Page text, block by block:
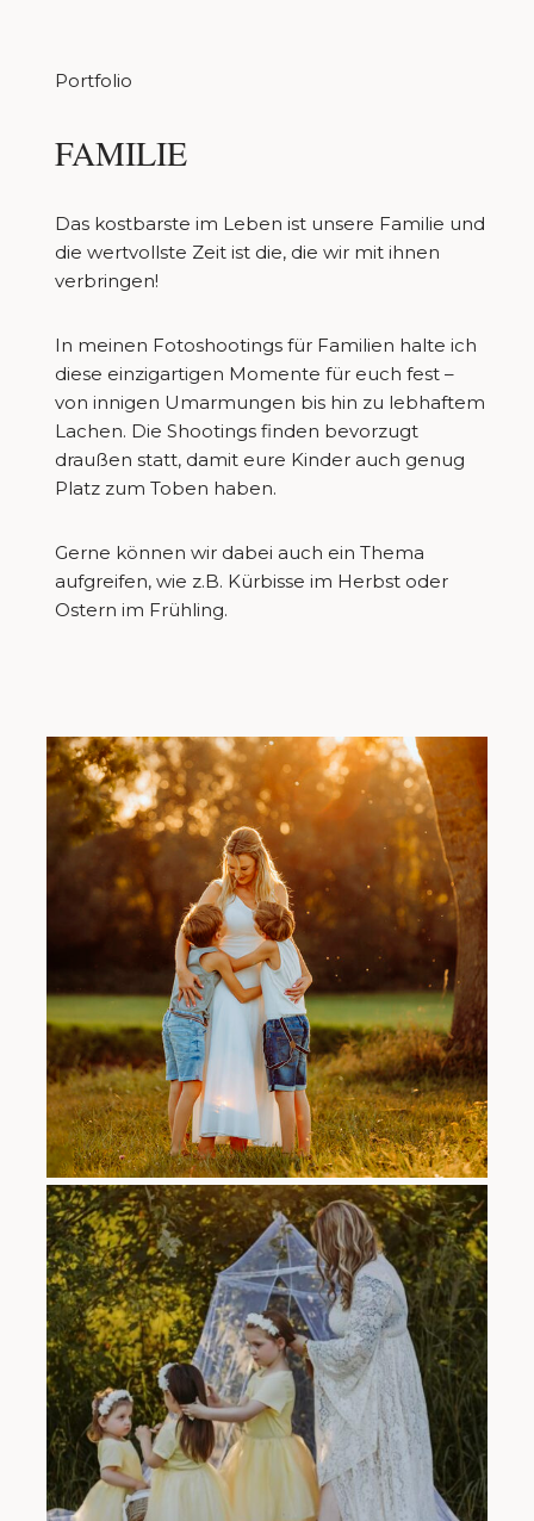
Portfolio
FAMILIE
Das kostbarste im Leben ist unsere Familie und
die wertvollste Zeit ist die, die wir mit ihnen
verbringen!
In meinen Fotoshootings für Familien halte ich
diese einzigartigen Momente für euch fest –
von innigen Umarmungen bis hin zu lebhaftem
Lachen. Die Shootings finden bevorzugt
draußen statt, damit eure Kinder auch genug
Platz zum Toben haben.
Gerne können wir dabei auch ein Thema
aufgreifen, wie z.B. Kürbisse im Herbst oder
Ostern im Frühling.